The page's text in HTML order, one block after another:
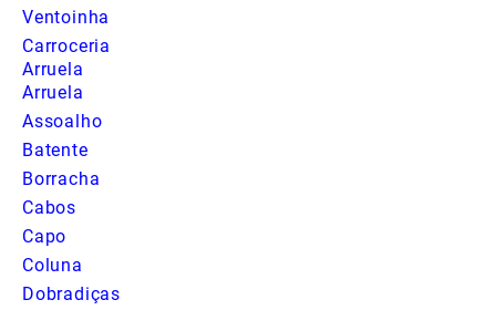
Ventoinha
Carroceria
Arruela
Arruela
Assoalho
Batente
Borracha
Cabos
Capo
Coluna
Dobradiças